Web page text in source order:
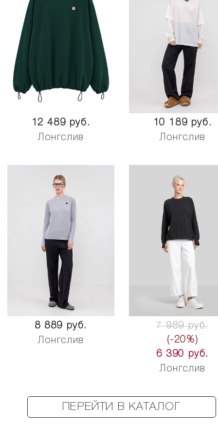
12 489 руб.
Лонгслив
10 189 руб.
Лонгслив
8 889 руб.
Лонгслив
7 989 руб.
(-20%)
6 390 руб.
Лонгслив
ПЕРЕЙТИ В КАТАЛОГ